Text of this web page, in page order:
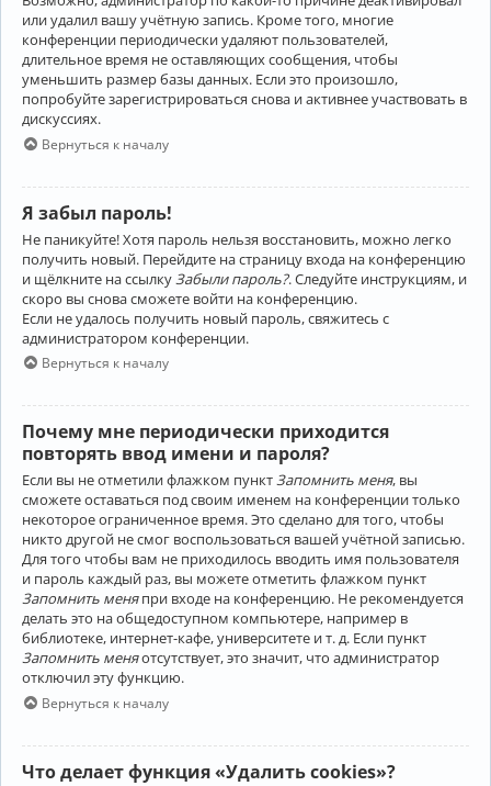
или удалил вашу учётную запись. Кроме того, многие
конференции периодически удаляют пользователей,
длительное время не оставляющих сообщения, чтобы
уменьшить размер базы данных. Если это произошло,
попробуйте зарегистрироваться снова и активнее участвовать в
дискуссиях.
Вернуться к началу
Я забыл пароль!
Не паникуйте! Хотя пароль нельзя восстановить, можно легко
получить новый. Перейдите на страницу входа на конференцию
и щёлкните на ссылку Забыли пароль?. Следуйте инструкциям, и
скоро вы снова сможете войти на конференцию.
Если не удалось получить новый пароль, свяжитесь с
администратором конференции.
Вернуться к началу
Почему мне периодически приходится
повторять ввод имени и пароля?
Если вы не отметили флажком пунктЗапомнить меня, вы
сможете оставаться под своим именем на конференции только
некоторое ограниченное время. Это сделано для того, чтобы
никто другой не смог воспользоваться вашей учётной записью.
Для того чтобы вам не приходилось вводить имя пользователя
и пароль каждый раз, вы можете отметить флажком пункт
Запомнить меняпри входе на конференцию. Не рекомендуется
делать это на общедоступном компьютере, например в
библиотеке, интернет-кафе, университете и т. д. Если пункт
Запомнить меняотсутствует, это значит, что администратор
отключил эту функцию.
Вернуться к началу
Что делает функция «Удалить cookies»?